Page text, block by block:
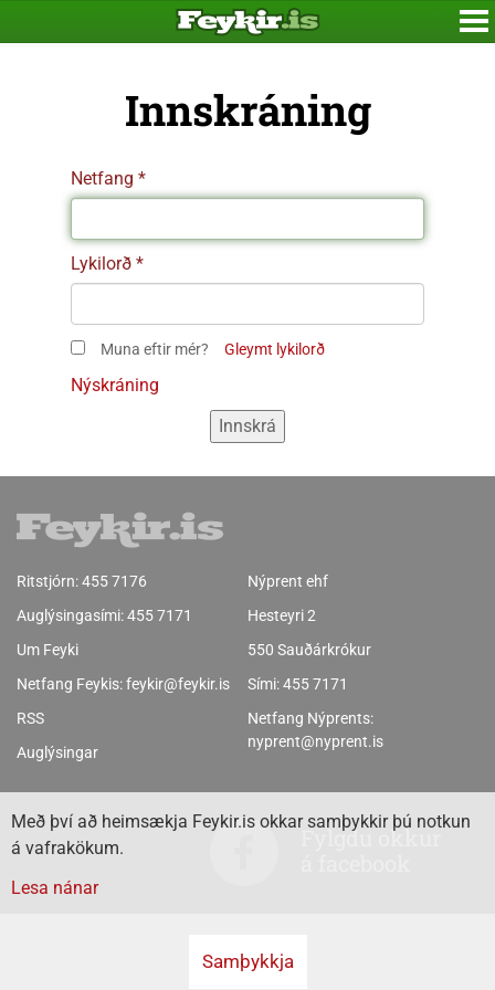
Innskráning
Netfang
Lykilorð
Muna eftir mér? Gleymt lykilorð
Nýskráning
Ritstjórn:455 7176
Auglýsingasími:455 7171
Um Feyki
Netfang Feykis:feykir@feykir.is
RSS
Auglýsingar
Nýprent ehf
Hesteyri 2
550 Sauðárkrókur
Sími:455 7171
Netfang Nýprents:
nyprent@nyprent.is
Fylgdu okkur
Með því að heimsækja Feykir.is okkar samþykkir þú notkun
á vafrakökum.
Lesa nánar
Samþykkja